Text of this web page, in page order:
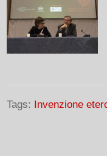
Tags: Invenzione